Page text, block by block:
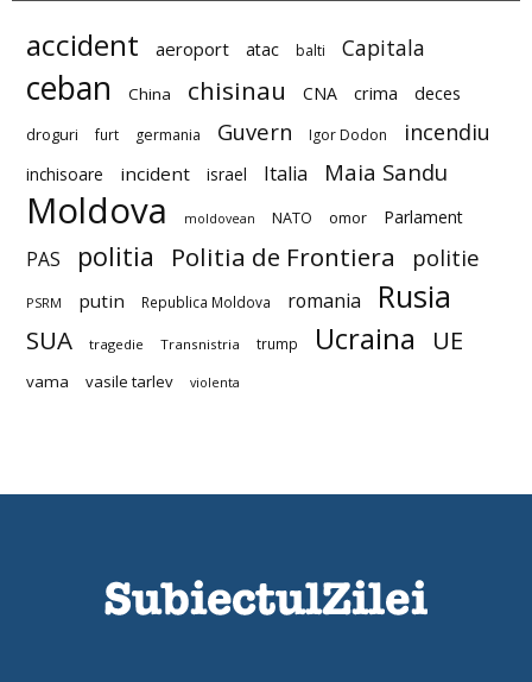
accident aeroport atac balti Capitala
ceban China chisinau CNA crima deces
droguri furt germania Guvern Igor Dodon incendiu
inchisoare incident israel Italia Maia Sandu
Moldova moldovean NATO omor Parlament
PAS politia Politia de Frontiera politie
PSRM putin Republica Moldova romania Rusia
SUA tragedie Transnistria trump Ucraina UE
vama vasile tarlev violenta